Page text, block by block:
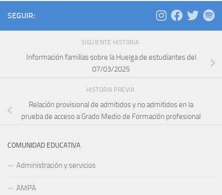
SEGUIR:
SIGUIENTE HISTORIA
Información familias sobre la Huelga de estudiantes del
07/03/2025
HISTORIA PREVIA
Relación provisional de admitidos y no admitidos en la
prueba de acceso a Grado Medio de Formación profesional
COMUNIDAD EDUCATIVA
Administración y servicios
AMPA